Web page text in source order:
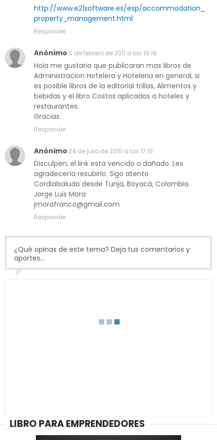
http://www.e21software.es/esp/accommodation_
property_management.html
Responder
Anónimo 5 de febrero de 2011 a las 19:19
Hola me gustaria que publicaran mas libros de
Administracion Hotelera y Hoteleria en general, si
es posible libros de la editorial trillas, Alimentos y
bebidas y el libro Costos aplicados a hoteles y
restaurantes.
Gracias.
Responder
Anónimo 24 de julio de 2015 a las 17:15
Disculpen, el link esta vencido o dañado. Les
agradecería resubirlo. Sigo atento
Cordialsaludo desde Tunja, Boyacá, Colombia.
Jorge Luis Mora
jmorafranco@gmail.com
Responder
¿Qué opinas de este tema? Deja tus comentarios y
aportes...
LIBRO PARA EMPRENDEDORES